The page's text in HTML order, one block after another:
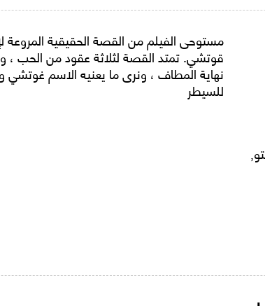
مستوحى الفيلم من القصة الحقيقية المروعة
قوتشي. تمتد القصة لثلاثة عقود من الحب ،
نهاية المطاف ، ونرى ما يعنيه الاسم
للسيطر